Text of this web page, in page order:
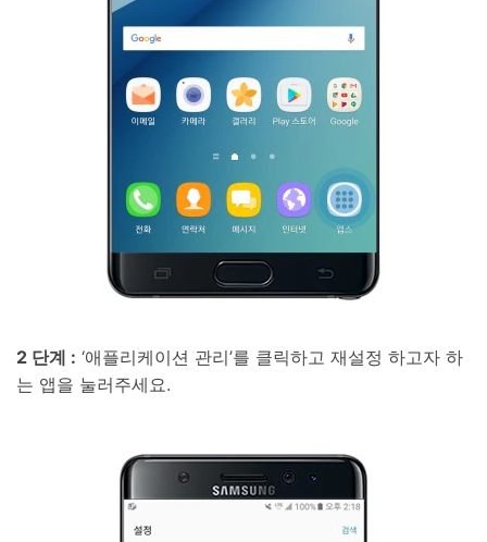
2 단계 : ‘애플리케이션 관리’를 클릭하고 재설정 하고자 하
는 앱을 눌러주세요.